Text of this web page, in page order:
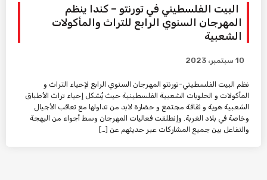
البيت الفلسطيني في تورنتو – كندا ينظم
المهرجان السنوي الرابع للتراث والمأكولات
الشعبية
10 سبتمبر، 2023
نظم البيت الفلسطيني-تورنتو المهرجان السنوي الرابع لإحياء التراث و
المأكولات و الحلويات الشعبية الفلسطينية حيث يُشكل إحياء تراث الأطباق
الشعبية هوية و ثقافة مجتمع و حضارة لابد من تداولها مع تعاقب الأجيال
وخاصة في بلاد الغربة. وإنطلقت فعاليات المهرجان وسط أجواء من البهجة
والتفاعل بين جميع المشاركات عبر حديثهم عن […]